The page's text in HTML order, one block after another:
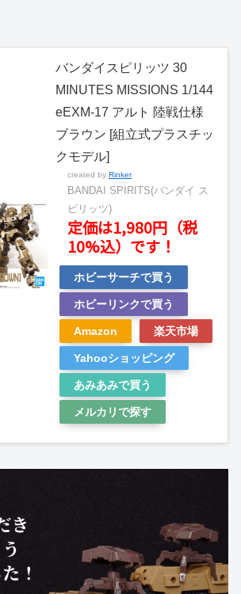
バンダイスピリッツ 30
MINUTES MISSIONS 1/144
eEXM-17 アルト 陸戦仕様
ブラウン [組立式プラスチッ
クモデル]
created by Rinker
BANDAI SPIRITS(バンダイ ス
ピリッツ)
定価は1,980円（税
10%込）です！
ホビーサーチで買う
ホビーリンクで買う
Amazon 楽天市場
Yahooショッピング
あみあみで買う
メルカリで探す